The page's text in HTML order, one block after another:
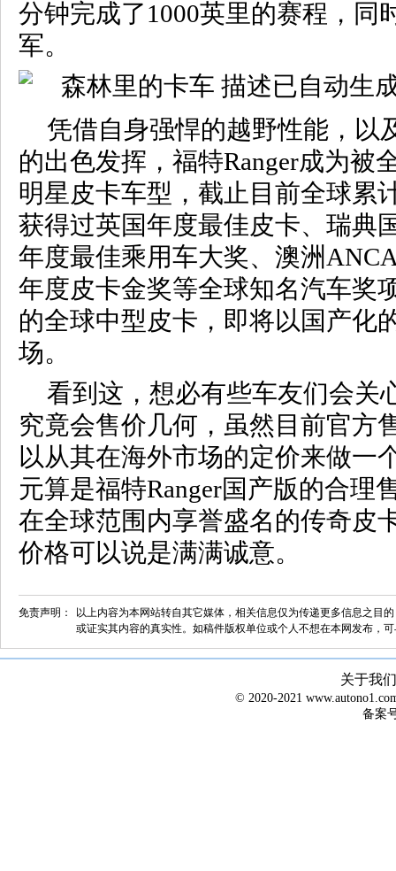
分钟完成了1000英里的赛程，同
军。
凭借自身强悍的越野性能，以
的出色发挥，福特Ranger成为被
明星皮卡车型，截止目前全球累
获得过英国年度最佳皮卡、瑞典
年度最佳乘用车大奖、澳洲
年度皮卡金奖等全球知名汽车奖
的全球中型皮卡，即将以国产化
场。
看到这，想必有些车友们会关
究竟会售价几何，虽然目前官方
以从其在海外市场的定价来做一
元算是福特Ranger国产版的合理
在全球范围内享誉盛名的传奇皮
价格可以说是满满诚意。
免责声明：
以上内容为本网站转自其它媒体，相关信息仅为传递更多信息之目
或证实其内容的真实性。如稿件版权单位或个人不想在本网发布，
关于我们
© 2020-2021
备案